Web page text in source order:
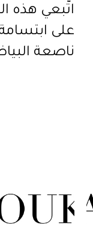
اتّبعي هذه
على
ناصعة